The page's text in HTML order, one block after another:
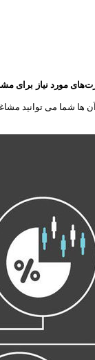
مورد نیاز برای
ها شما می توانید